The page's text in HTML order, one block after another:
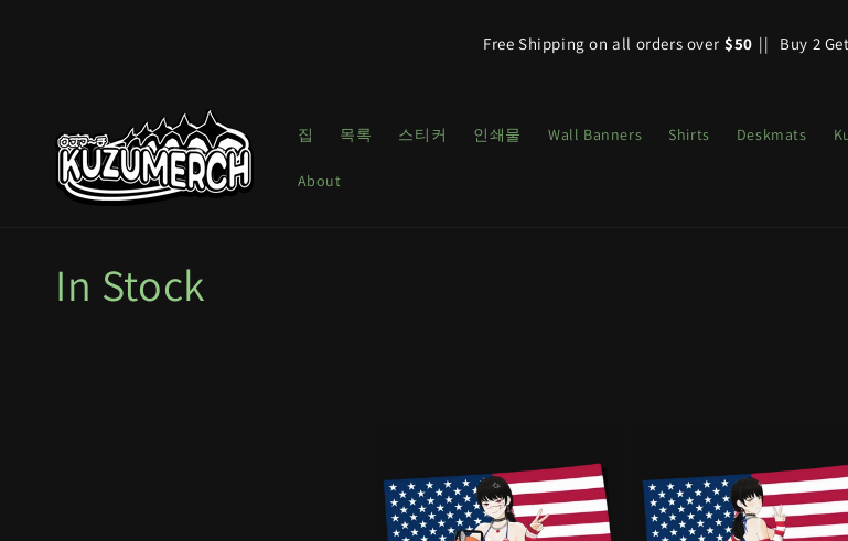
Free Shipping on all orders over $50 || Buy 2
집 목록 스티커 인쇄물 Wall Banners Shirts Deskmats
About
컬
In Stock